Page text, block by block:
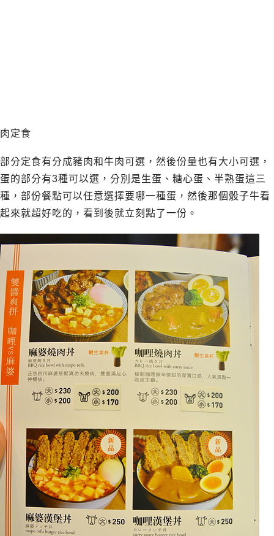
肉定食
部分定食有分成豬肉和牛肉可選，然後份量也有大小可選，
蛋的部分有3種可以選，分別是生蛋、糖心蛋、半熟蛋這三
種，部份餐點可以任意選擇要哪一種蛋，然後那個骰子牛看
起來就超好吃的，看到後就立刻點了一份。